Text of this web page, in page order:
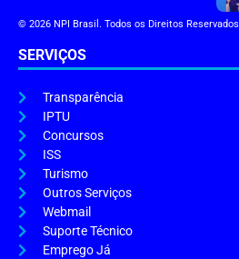
© 2026 NPI Brasil. Todos os Direitos Reservados.
SERVIÇOS
Transparência
IPTU
Concursos
ISS
Turismo
Outros Serviços
Webmail
Suporte Técnico
Emprego Já